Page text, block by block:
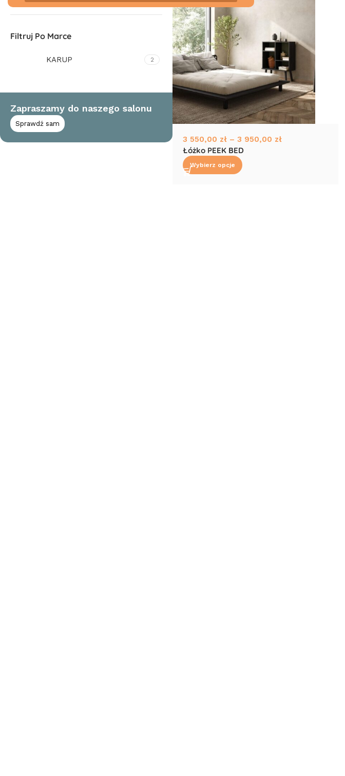
Filtruj Po Marce
KARUP 2
Zapraszamy do naszego salonu
Sprawdź sam
3 550,00 zł – 3 950,00 zł
Łóżko PEEK BED
Wybierz opcje